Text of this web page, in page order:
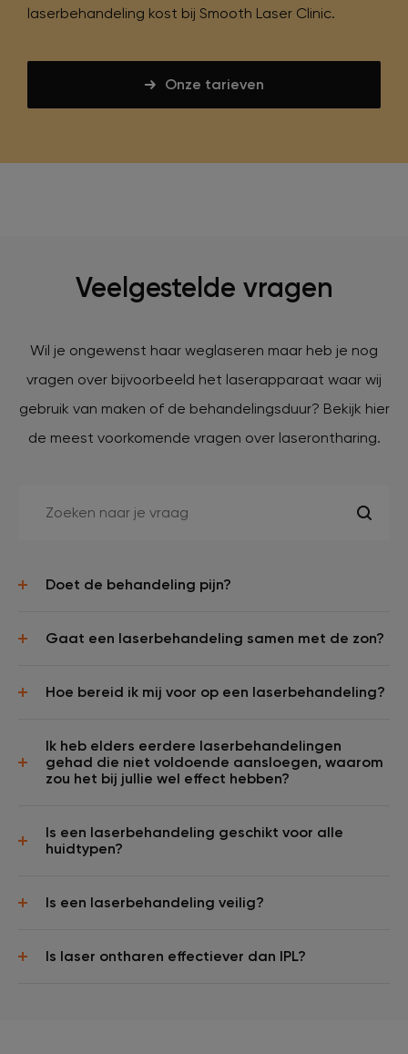
laserbehandeling kost bij Smooth Laser Clinic.
Onze tarieven
Veelgestelde vragen
Wil je ongewenst haar weglaseren maar heb je nog
vragen over bijvoorbeeld het laserapparaat waar wij
gebruik van maken of de behandelingsduur? Bekijk hier
de meest voorkomende vragen over laserontharing.
Doet de behandeling pijn?
Gaat een laserbehandeling samen met de zon?
Hoe bereid ik mij voor op een laserbehandeling?
Ik heb elders eerdere laserbehandelingen
gehad die niet voldoende aansloegen, waarom
zou het bij jullie wel effect hebben?
Is een laserbehandeling geschikt voor alle
huidtypen?
Is een laserbehandeling veilig?
Is laser ontharen effectiever dan IPL?